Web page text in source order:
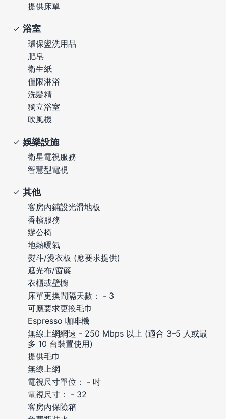
提供床單
浴室
環保盥洗用品
肥皂
衛生紙
僅限淋浴
洗髮精
獨立浴室
吹風機
娛樂設施
衛星電視服務
智慧型電視
其他
客房內鋪設光滑地板
香檳服務
辦公椅
地熱暖氣
熨斗/燙衣板 (應要求提供)
遮光布/窗簾
衣櫃或壁櫥
床單更換間隔天數： - 3
可應要求更換毛巾
Espresso 咖啡機
無線上網網速 - 250 Mbps 以上 (適合 3–5 人或最
多 10 台裝置使用)
提供毛巾
無線上網
電視尺寸單位： - 吋
電視尺寸： - 32
客房內保險箱